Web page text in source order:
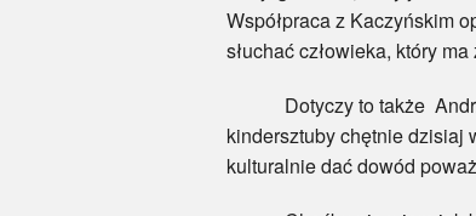
Współpraca z Kaczyńskim
słuchać człowieka, który
Dotyczy to także
kindersztuby chętnie dzisiaj
kulturalnie dać dowód